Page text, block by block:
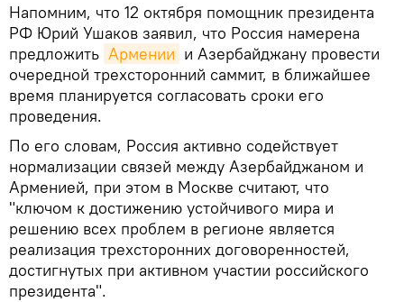
Напомним, что 12 октября помощник президента
РФ Юрий Ушаков заявил, что Россия намерена
предложить Армении и Азербайджану провести
очередной трехсторонний саммит, в ближайшее
время планируется согласовать сроки его
проведения.
По его словам, Россия активно содействует
нормализации связей между Азербайджаном и
Арменией, при этом в Москве считают, что
"ключом к достижению устойчивого мира и
решению всех проблем в регионе является
реализация трехсторонних договоренностей,
достигнутых при активном участии российского
президента".